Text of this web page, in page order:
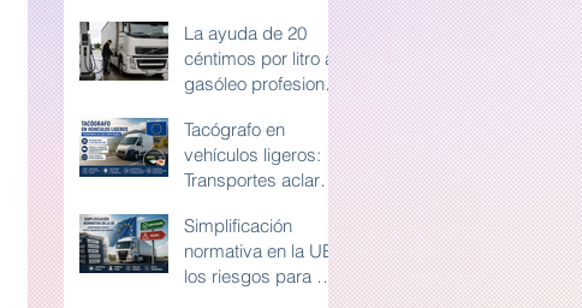
céntimos por litro
de gasóleo
profesional
La ayuda de 20
céntimos por litro al
gasóleo profesional
exigirá conservar la
documentación
durante diez años
Tacógrafo en
vehículos ligeros:
Transportes aclara
utilizarlo las
furgonetas en
Europa
Simplificación
normativa en la UE:
los riesgos para el